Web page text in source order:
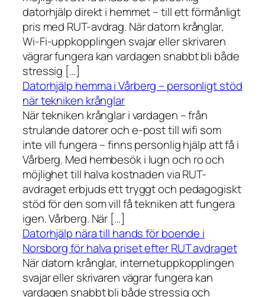
datorhjälp direkt i hemmet – till ett förmånligt
pris med RUT-avdrag. När datorn krånglar,
Wi-Fi-uppkopplingen svajar eller skrivaren
vägrar fungera kan vardagen snabbt bli både
stressig […]
Datorhjälp hemma i Vårberg – personligt stöd
när tekniken krånglar
När tekniken krånglar i vardagen – från
strulande datorer och e-post till wifi som
inte vill fungera – finns personlig hjälp att få i
Vårberg. Med hembesök i lugn och ro och
möjlighet till halva kostnaden via RUT-
avdraget erbjuds ett tryggt och pedagogiskt
stöd för den som vill få tekniken att fungera
igen. Vårberg. När […]
Datorhjälp nära till hands för boende i
Norsborg för halva priset efter RUT avdraget
När datorn krånglar, internetuppkopplingen
svajar eller skrivaren vägrar fungera kan
vardagen snabbt bli både stressig och